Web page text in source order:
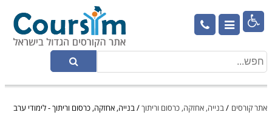

אתר קורסים /בנייה, אחזקה, כרסום וריתוך/בנייה, אחזקה, כרסום וריתוך - לימודי ערב